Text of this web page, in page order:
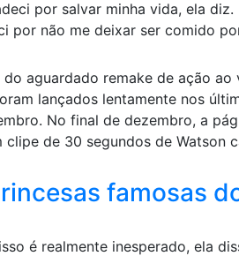
por salvar minha vida, ela
por não me deixar ser comido
do aguardado remake de ação
lançados lentamente nos
No final de dezembro, a
de 30 segundos de Watson
famosas
é realmente inesperado, ela